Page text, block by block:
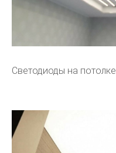
Светодиоды на потолке